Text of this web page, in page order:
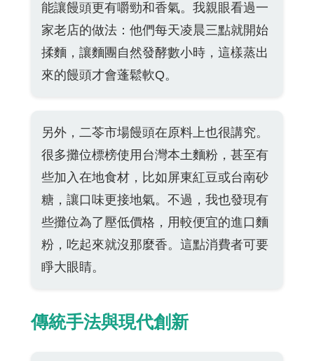
能讓饅頭更有嚼勁和香氣。我親眼看過一
家老店的做法：他們每天凌晨三點就開始
揉麵，讓麵團自然發酵數小時，這樣蒸出
來的饅頭才會蓬鬆軟Q。
另外，二苓市場饅頭在原料上也很講究。
很多攤位標榜使用台灣本土麵粉，甚至有
些加入在地食材，比如屏東紅豆或台南砂
糖，讓口味更接地氣。不過，我也發現有
些攤位為了壓低價格，用較便宜的進口麵
粉，吃起來就沒那麼香。這點消費者可要
睜大眼睛。
傳統手法與現代創新